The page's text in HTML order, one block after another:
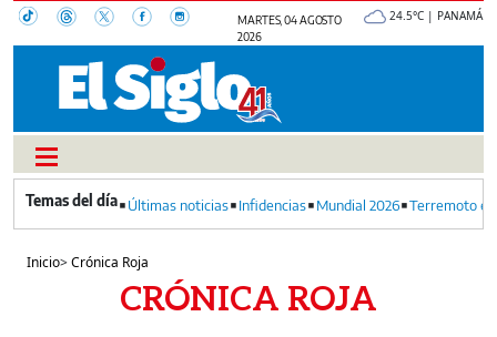
MARTES, 04 AGOSTO
2026
24.5°C | PANAMÁ
Últimas noticias Infidencias Mundial 2026 Terremoto
Inicio>Crónica Roja
CRÓNICA ROJA